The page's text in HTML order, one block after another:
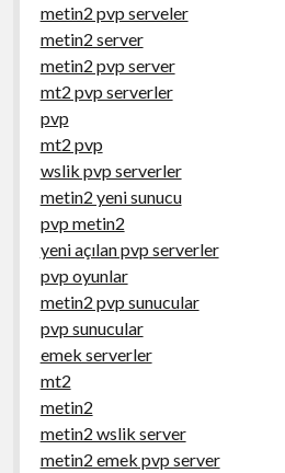
metin2 pvp serveler
metin2 server
metin2 pvp server
mt2 pvp serverler
pvp
mt2 pvp
wslik pvp serverler
metin2 yeni sunucu
pvp metin2
yeni açılan pvp serverler
pvp oyunlar
metin2 pvp sunucular
pvp sunucular
emek serverler
mt2
metin2
metin2 wslik server
metin2 emek pvp server